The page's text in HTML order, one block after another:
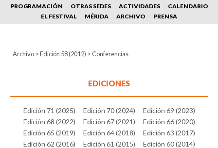
PROGRAMACIÓN OTRAS SEDES ACTIVIDADES
CALENDARIO
EL FESTIVAL
MÉRIDA ARCHIVO PRENSA
Archivo > Edición 58 (2012) >Conferencias
EDICIONES
Edición 71 (2025) Edición 70 (2024)
Edición 69 (2023)
Edición 68 (2022)
Edición 67 (2021)
Edición 66 (2020)
Edición 65 (2019)
Edición 64 (2018)
Edición 63 (2017)
Edición 62 (2016)
Edición 61 (2015)
Edición 60 (2014)